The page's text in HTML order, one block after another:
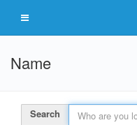
Name
Search